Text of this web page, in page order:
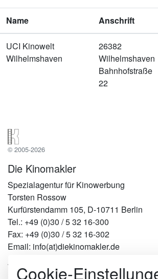
Name Anschrift
UCI Kinowelt
Wilhelmshaven
26382
Wilhelmshaven
Bahnhofstraße
22
© 2005-2026
Die Kinomakler
Spezialagentur für Kinowerbung
Torsten Rossow
Kurfürstendamm 105, D-10711 Berlin
Tel.: +49 (0)30 / 5 32 16-300
Fax: +49 (0)30 / 5 32 16-302
Email: info(at)diekinomakler.de
Werben in Städten
Cookie-